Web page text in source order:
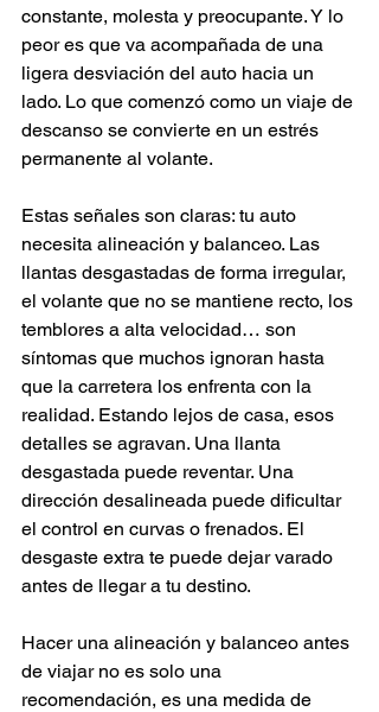
constante, molesta y preocupante. Y lo
peor es que va acompañada de una
ligera desviación del auto hacia un
lado. Lo que comenzó como un viaje de
descanso se convierte en un estrés
permanente al volante.
Estas señales son claras: tu auto
necesita alineación y balanceo. Las
llantas desgastadas de forma irregular,
el volante que no se mantiene recto, los
temblores a alta velocidad… son
síntomas que muchos ignoran hasta
que la carretera los enfrenta con la
realidad. Estando lejos de casa, esos
detalles se agravan. Una llanta
desgastada puede reventar. Una
dirección desalineada puede dificultar
el control en curvas o frenados. El
desgaste extra te puede dejar varado
antes de llegar a tu destino.
Hacer una alineación y balanceo antes
de viajar no es solo una
recomendación, es una medida de